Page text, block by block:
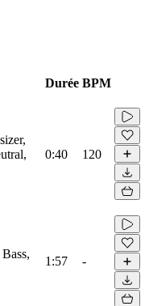
Durée BPM
0:40 120
1:57 -